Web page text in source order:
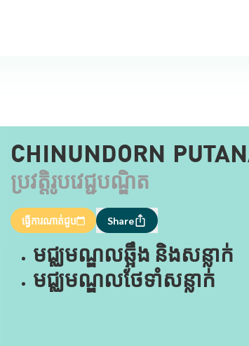
CHINUNDORN
ប្រវត្តិរូបវេជ្ជបណ្ឌិត
ធ្វើការណាត់ជួប Share
មជ្ឈមណ្ឌលឆ្អឹង និងសន្លាក់
មជ្ឈមណ្ឌលថែទាំសន្លាក់